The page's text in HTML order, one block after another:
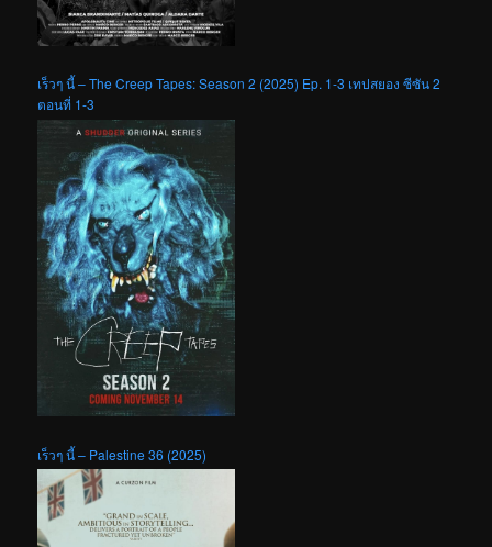
เร็วๆ นี้ – The Creep Tapes: Season 2 (2025) Ep. 1-3 เทปสยอง ซีซัน 2
ตอนที่ 1-3
เร็วๆ นี้ – Palestine 36 (2025)